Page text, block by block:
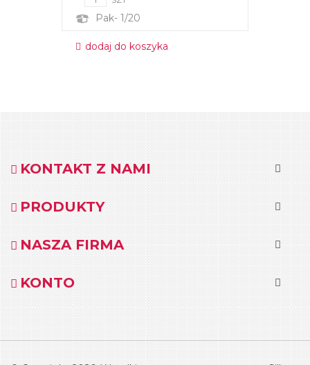
Pak- 1/20
dodaj do koszyka
KONTAKT Z NAMI
PRODUKTY
NASZA FIRMA
KONTO